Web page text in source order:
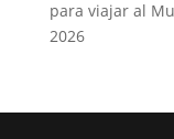
para viajar al
2026